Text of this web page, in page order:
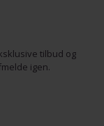
tilbud og
igen.